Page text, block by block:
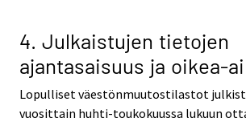
4. Julkaistujen tietojen
ajantasaisuus ja oikea-
Lopulliset väestönmuutostilastot
vuosittain huhti-toukokuussa lukuun